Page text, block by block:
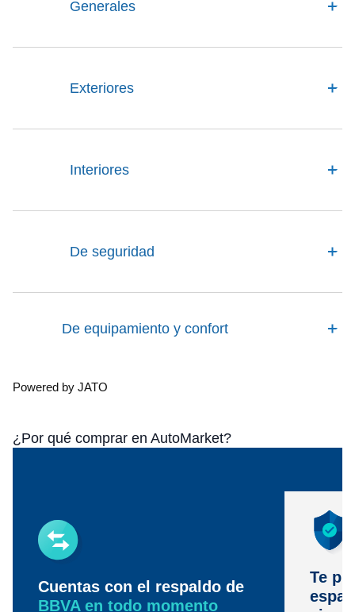
Generales
Exteriores
Interiores
De seguridad
De equipamiento y confort
Powered by JATO
¿Por qué comprar en AutoMarket?
Cuentas con el respaldo de
BBVA en todo momento
Te